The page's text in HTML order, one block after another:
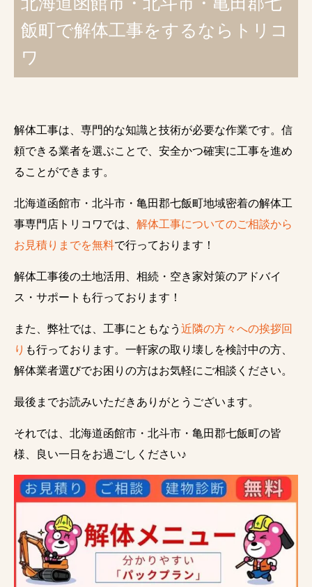
飯町で解体工事をするならトリコ
ワ
解体工事は、専門的な知識と技術が必要な作業です。信
頼できる業者を選ぶことで、安全かつ確実に工事を進め
ることができます。
北海道函館市・北斗市・亀田郡七飯町地域密着の解体工
事専門店トリコワでは、 解体工事についてのご相談から
お見積りまでを無料で行っております！
解体工事後の土地活用、相続・空き家対策のアドバイ
ス・サポートも行っております！
また、弊社では、工事にともなう 近隣の方々への挨拶回
り も行っております。一軒家の取り壊しを検討中の方、
解体業者選びでお困りの方はお気軽にご相談ください。
最後までお読みいただきありがとうございます。
それでは、北海道函館市・北斗市・亀田郡七飯町の皆
様、良い一日をお過ごしください♪